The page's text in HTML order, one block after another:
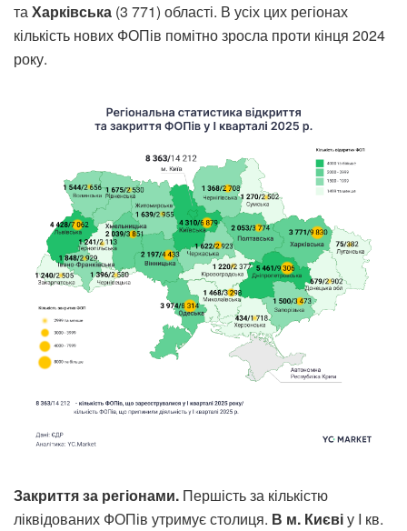
таХарківська (3 771) області. В усіх цих регіонах
кількість нових ФОПів помітно зросла проти кінця 2024
року.
Закриття за регіонами. Першість за кількістю
ліквідованих ФОПів утримує столиця. В м. Києвіу I кв.